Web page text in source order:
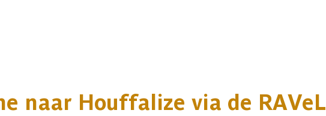
naar Houffalize via de RAVeL